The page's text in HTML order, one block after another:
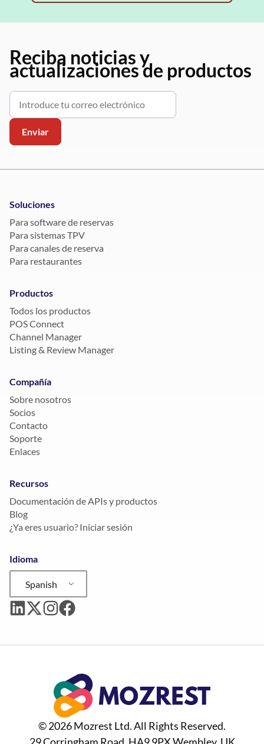
Reciba noticias y
actualizaciones de productos
Soluciones
Para software de reservas
Para sistemas TPV
Para canales de reserva
Para restaurantes
Productos
Todos los productos
POS Connect
Channel Manager
Listing & Review Manager
Compañía
Sobre nosotros
Socios
Contacto
Soporte
Enlaces
Recursos
Documentación de APIs y productos
Blog
¿Ya eres usuario? Iniciar sesión
Idioma
Spanish
© 2026 Mozrest Ltd. All Rights Reserved.